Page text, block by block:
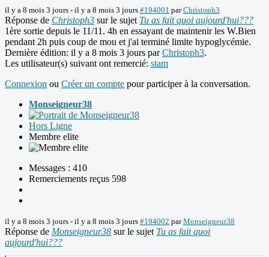
il y a 8 mois 3 jours - il y a 8 mois 3 jours #194001 parChristoph3
Réponse de Christoph3 sur le sujet Tu as fait quoi aujourd'hui???
1ère sortie depuis le 11/11. 4h en essayant de maintenir les W.Bien
pendant 2h puis coup de mou et j'ai terminé limite hypoglycémie.
Dernière édition: il y a 8 mois 3 jours parChristoph3.
Les utilisateur(s) suivant ont remercié: stam
Connexion ou Créer un compte pour participer à la conversation.
Monseigneur38
Hors Ligne
Membre elite
Messages : 410
Remerciements reçus 598
il y a 8 mois 3 jours - il y a 8 mois 3 jours #194002 parMonseigneur38
Réponse de Monseigneur38 sur le sujet Tu as fait quoi
aujourd'hui???